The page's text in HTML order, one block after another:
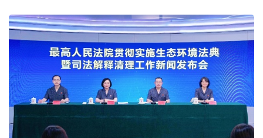
上海打通脑机接口技术走向市场的“三道关”
活力中国调研行｜江淮大地，科技成果正落地生“金”
上半年规模以上工业中小企业增加值同比增长5.8%
从纪念馆到采油一线，新时代石油人这样传承铁人精